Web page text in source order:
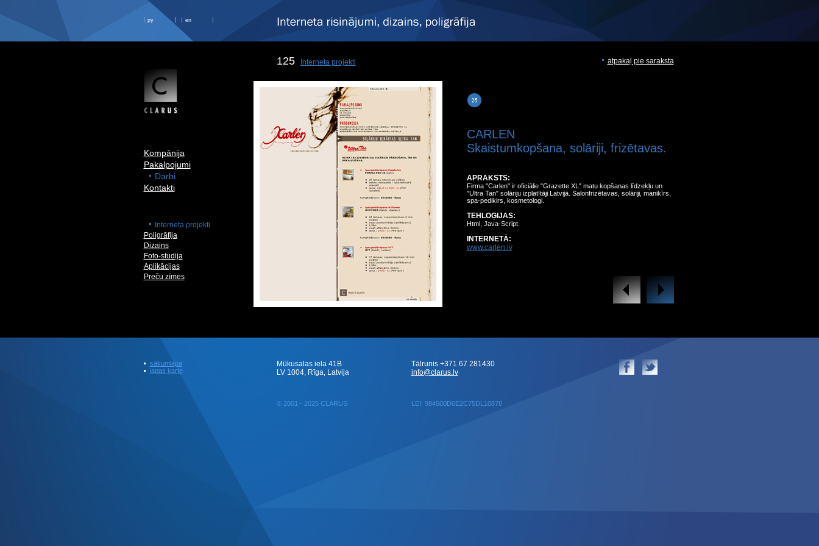
ру en
Kompānija
Pakalpojumi
Darbi
Kontakti
Interneta projekti
Poligrāfija
Dizains
Foto-studija
Aplikācijas
Preču zīmes
125 Interneta projekti atpakaļ pie saraksta
CARLEN
Skaistumkopšana, solāriji, frizētavas.
APRAKSTS:
Firma "Carlen" ir oficiālie "Grazette XL" matu kopšanas līdzekļu un
"Ultra Tan" solāriju izplatītāji Latvijā. Salonfrizētavas, solāriji, manikīrs,
spa-pedikirs, kosmetologi.
TEHLOĢIJAS:
Html, Java-Script.
INTERNETĀ:
www.carlen.lv
sākumlapa
lapas karte
Mūkusalas iela 41B
LV 1004, Rīga, Latvija
© 2001 - 2025 CLARUS LEI: 984500D0E2C75DL10878
Tālrunis +371 67 281430
info@clarus.lv